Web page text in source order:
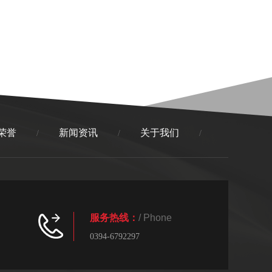
誉 / 新闻资讯 / 关于我们 /
服务热线： / Phone
0394-6792297